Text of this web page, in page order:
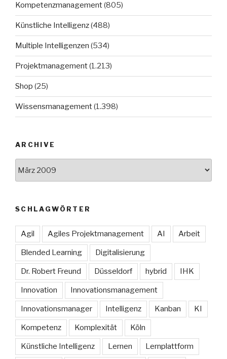
Kompetenzmanagement(805)
Künstliche Intelligenz(488)
Multiple Intelligenzen (534)
Projektmanagement(1.213)
Shop (25)
Wissensmanagement(1.398)
ARCHIVE
SCHLAGWÖRTER
Agil Agiles Projektmanagement AI Arbeit
Blended Learning Digitalisierung
Dr. Robert Freund Düsseldorf hybrid IHK
Innovation Innovationsmanagement
Innovationsmanager Intelligenz Kanban KI
Kompetenz Komplexität Köln
Künstliche Intelligenz Lernen Lernplattform